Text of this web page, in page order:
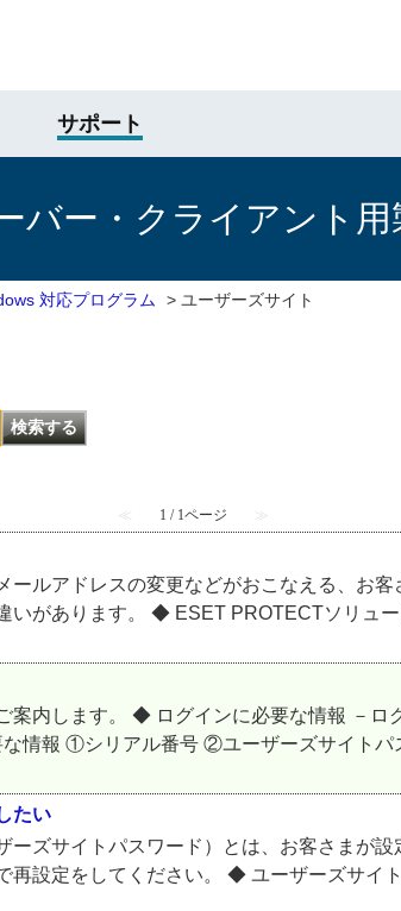
サポート
ー・クライアント用
対応プログラム > ユーザーズサイト
≪ 1 / 1ページ ≫
ルアドレスの変更などがおこなえる、お
いがあります。 ◆ ESET PROTECTソリュ
案内します。 ◆ ログインに必要な情報 －
情報 ①シリアル番号 ②ユーザーズサイトパ
たい
ズサイトパスワード）とは、お客さまが
再設定をしてください。 ◆ ユーザーズサイ